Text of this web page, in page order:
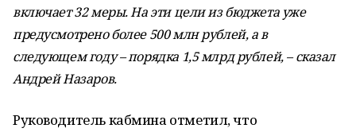
включает 32 меры. На эти цели из бюджета уже
предусмотрено более 500 млн рублей, а в
следующем году – порядка 1,5 млрд рублей, – сказал
Андрей Назаров.
Руководитель кабмина отметил, что